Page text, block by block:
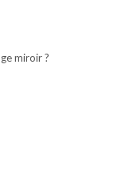
miroir ?